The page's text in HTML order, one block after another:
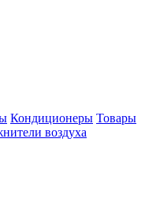
Кондиционеры Товары
воздуха